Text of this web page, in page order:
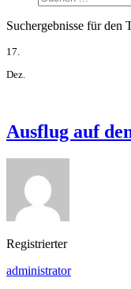
Suchergebnisse für den
17.
Dez.
Ausflug auf
Registrierter
administrator